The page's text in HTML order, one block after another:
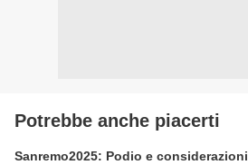
Potrebbe anche piacerti
Sanremo2025: Podio e considerazioni